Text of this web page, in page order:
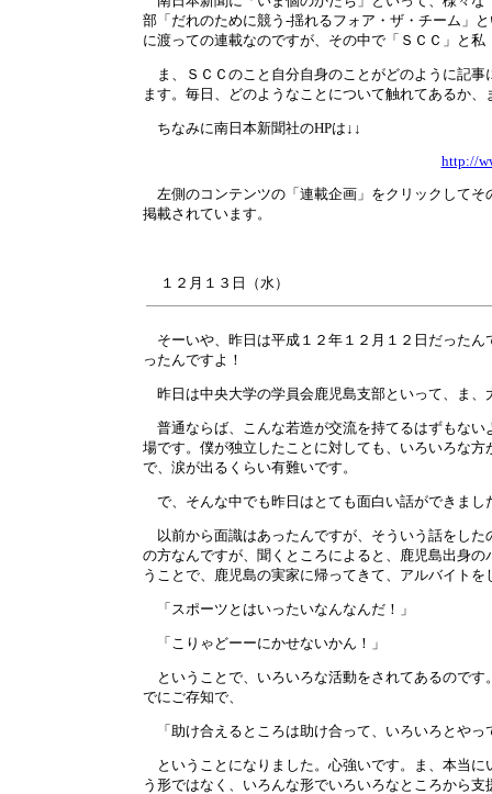
部「だれのために競う-揺れるフォア・ザ・チーム」
に渡っての連載なのですが、その中で「ＳＣＣ」と
ま、ＳＣＣのこと自分自身のことがどのように記事
ます。毎日、どのようなことについて触れてあるか
ちなみに南日本新聞社のHPは↓↓
http://
左側のコンテンツの「連載企画」をクリックしてそ
掲載されています。
１２月 １３ 日（水）
そーいや、昨日は平成１２年１２月１２日だったん
ったんですよ！
昨日は中央大学の学員会鹿児島支部といって、ま、
普通ならば、こんな若造が交流を持てるはずもない
場です。僕が独立したことに対しても、いろいろな
で、涙が出るくらい有難いです。
で、そんな中でも昨日はとても面白い話ができまし
以前から面識はあったんですが、そういう話をした
の方なんですが、聞くところによると、鹿児島出身
うことで、鹿児島の実家に帰ってきて、アルバイト
「スポーツとはいったいなんなんだ！」
「こりゃどーーにかせないかん！」
ということで、いろいろな活動をされてあるのです
でにご存知で、
「助け合えるところは助け合って、いろいろとやっ
ということになりました。心強いです。ま、本当に
う形ではなく、いろんな形でいろいろなところから